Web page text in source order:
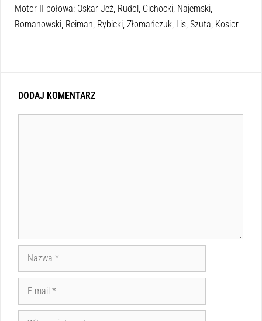
Motor II połowa: Oskar Jeż, Rudol, Cichocki, Najemski,
Romanowski, Reiman, Rybicki, Złomańczuk, Lis, Szuta, Kosior
DODAJ KOMENTARZ